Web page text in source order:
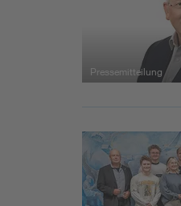
Pressemitteilung